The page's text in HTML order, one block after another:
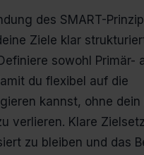
des SMART-
Ziele klar
sowohl Primär-
du flexibel auf die
kannst, ohne dein
verlieren. Klare
zu bleiben und das